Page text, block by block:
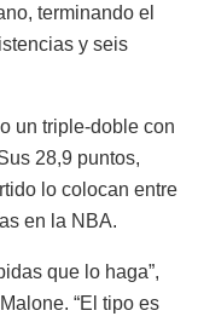
terminando el
y seis
un triple-doble con
28,9 puntos,
lo colocan entre
en la NBA.
que lo haga”,
“El tipo es